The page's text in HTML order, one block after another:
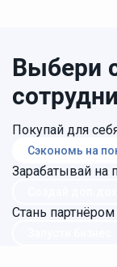
Выбери
Покупай для
Сэкономь на
Зарабатывай на
Стань партнёром